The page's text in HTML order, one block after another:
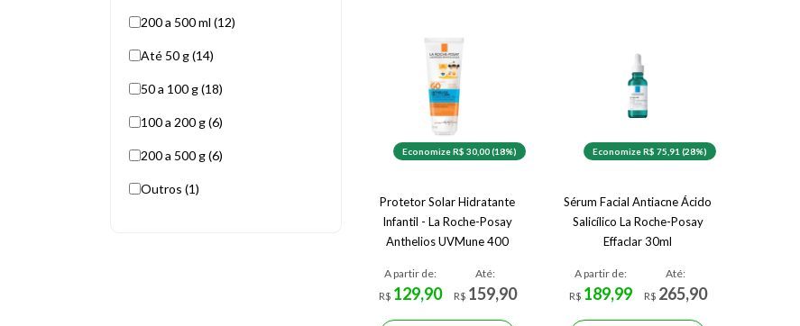
200 a 500 ml (12)
Até 50 g (14)
50 a 100 g (18)
100 a 200 g (6)
200 a 500 g (6)
Outros (1)
Economize R$ 30,00 (18%)
Protetor Solar Hidratante
Infantil - La Roche-Posay
Anthelios UVMune 400
75ml
A partir de:
R$ 129,90
Até:
R$ 159,90
Economize R$ 75,91 (28%)
Sérum Facial Antiacne Ácido
Salicílico La Roche-Posay
Effaclar 30ml
A partir de:
R$ 189,99
Até:
R$ 265,90